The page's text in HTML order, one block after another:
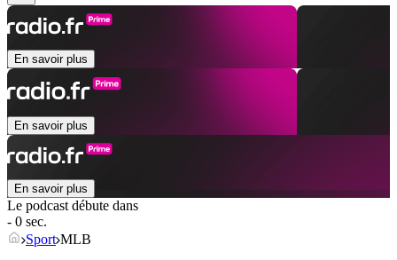
En savoir plus
En savoir plus
En savoir plus
Le podcast débute dans
- 0 sec.
Sport MLB